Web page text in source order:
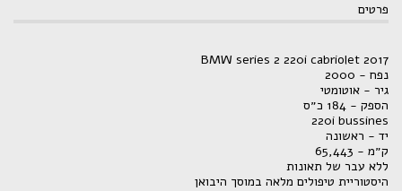
פרטים
BMW series 2 220i cabriolet 2017
נפח - 2000
גיר - אוטומטי
הספק - 184 כ״ס
220i bussines
יד - ראשונה
ק״מ - 65,443
ללא עבר של תאונות
היסטוריית טיפולים מלאה במוסך היבואן